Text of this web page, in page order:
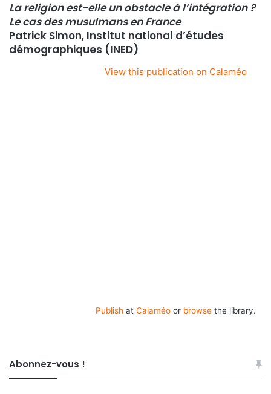
La religion est-elle un obstacle à l’intégration ?
Le cas des musulmans en France
Patrick Simon, Institut national d’études
démographiques (INED)
View this publication on Calaméo
Publish at Calaméoor browsethe library.
Abonnez-vous !